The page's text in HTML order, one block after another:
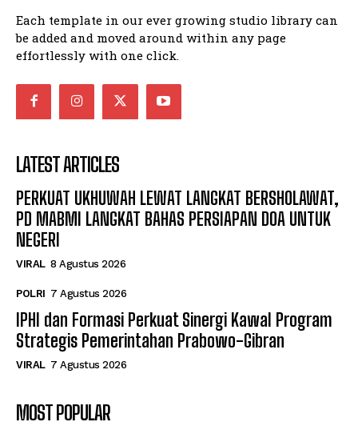
Each template in our ever growing studio library can
be added and moved around within any page
effortlessly with one click.
LATEST ARTICLES
PERKUAT UKHUWAH LEWAT LANGKAT BERSHOLAWAT,
PD MABMI LANGKAT BAHAS PERSIAPAN DOA UNTUK
NEGERI
VIRAL 8 Agustus 2026
POLRI 7 Agustus 2026
IPHI dan Formasi Perkuat Sinergi Kawal Program
Strategis Pemerintahan Prabowo-Gibran
VIRAL 7 Agustus 2026
MOST POPULAR